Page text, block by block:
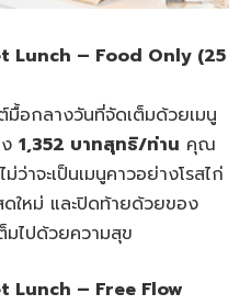
Lunch – Food Only (25
อกลางวันที่จัดเต็มด้วยเมนู
1,352 บาทสุทธิ/ท่าน คุณ
าจะเป็นเมนูคาวอย่างโรสไก่
ใหม่ และปิดท้ายด้วยของ
มไปด้วยความสุข
Lunch – Free Flow